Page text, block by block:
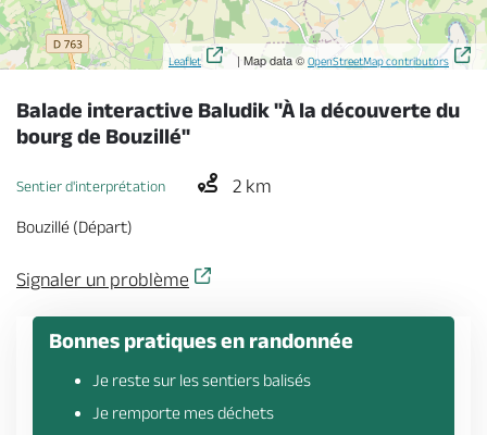
Agenda
Billetterie en ligne
Brochures & Cartes Offices de tourisme Comment venir ?
Leaflet | Map data © OpenStreetMap contributors
Balade interactive Baludik "À la découverte du
bourg de Bouzillé"
Sentier d'interprétation 2 km
Bouzillé (Départ)
Signaler un problème
Bonnes pratiques en randonnée
Je reste sur les sentiers balisés
Je remporte mes déchets